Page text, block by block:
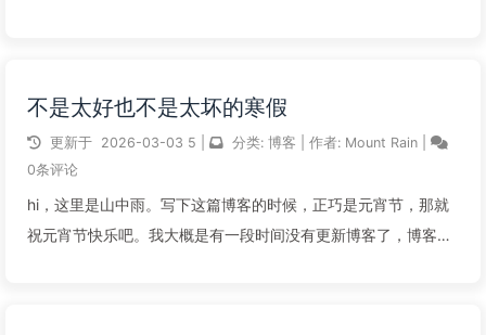
阅读全文...
不是太好也不是太坏的寒假
更新于 2026-03-03 5 分类: 博客 作者: Mount Rain
0条评论
hi，这里是山中雨。写下这篇博客的时候，正巧是元宵节，那就
祝元宵节快乐吧。我大概是有一段时间没有更新博客了，博客站